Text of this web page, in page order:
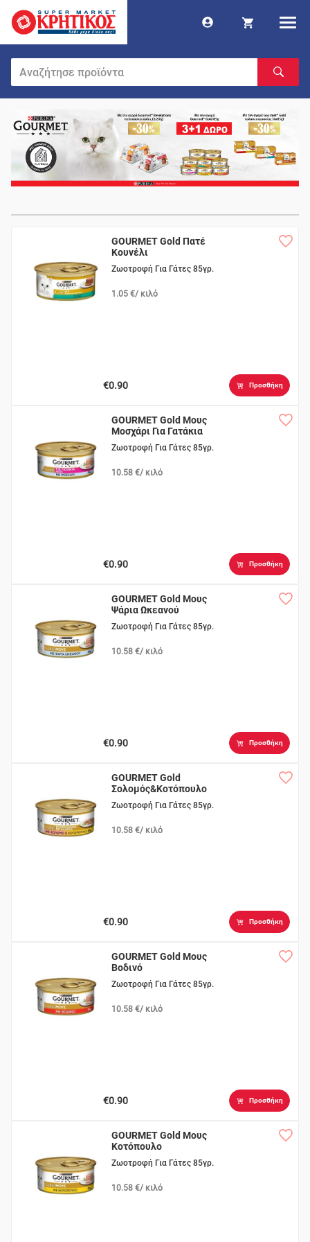
GOURMET Gold Πατέ
Κουνέλι
Ζωοτροφή Για Γάτες 85γρ.
1.05 €/ κιλό
€0.90 Προσθήκη
GOURMET Gold Μους
Μοσχάρι Για Γατάκια
Ζωοτροφή Για Γάτες 85γρ.
10.58 €/ κιλό
€0.90 Προσθήκη
GOURMET Gold Μους
Ψάρια Ωκεανού
Ζωοτροφή Για Γάτες 85γρ.
10.58 €/ κιλό
€0.90 Προσθήκη
GOURMET Gold
Σολομός&Κοτόπουλο
Ζωοτροφή Για Γάτες 85γρ.
10.58 €/ κιλό
€0.90 Προσθήκη
GOURMET Gold Μους
Βοδινό
Ζωοτροφή Για Γάτες 85γρ.
10.58 €/ κιλό
€0.90 Προσθήκη
GOURMET Gold Μους
Κοτόπουλο
Ζωοτροφή Για Γάτες 85γρ.
10.58 €/ κιλό